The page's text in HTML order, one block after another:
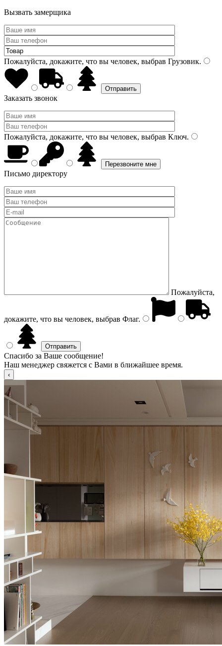
Вызвать замерщика
Пожалуйста, докажите, что вы человек, выбрав Грузовик.
Заказать звонок
Пожалуйста, докажите, что вы человек, выбрав Ключ.
Письмо директору
Пожалуйста,
докажите, что вы человек, выбрав Флаг.
Спасибо за Ваше сообщение!
Наш менеджер свяжется с Вами в ближайшее время.